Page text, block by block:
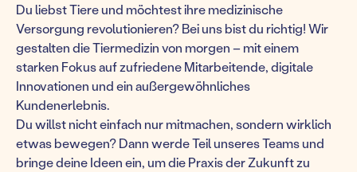
Du liebst Tiere und möchtest ihre medizinische
Versorgung revolutionieren? Bei uns bist du richtig! Wir
gestalten die Tiermedizin von morgen – mit einem
starken Fokus auf zufriedene Mitarbeitende, digitale
Innovationen und ein außergewöhnliches
Kundenerlebnis.
Du willst nicht einfach nur mitmachen, sondern wirklich
etwas bewegen? Dann werde Teil unseres Teams und
bringe deine Ideen ein, um die Praxis der Zukunft zu